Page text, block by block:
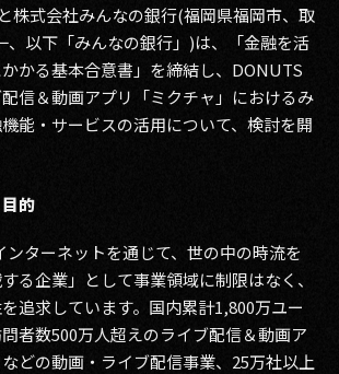
2025
2024
2023
2020
2019
2018
株式会社みんなの銀行(福岡県福岡市、取
、以下「みんなの銀行」)は、「金融を活
かる基本合意書」を締結し、DONUTS
信＆動画アプリ「ミクチャ」におけるみ
能・サービスの活用について、検討を開
的
ターネットを通じて、世の中の時流を
る企業」として事業領域に制限はなく、
追求しています。国内累計1,800万ユー
者数500万人超えのライブ配信＆動画ア
どの動画・ライブ配信事業、25万社以上